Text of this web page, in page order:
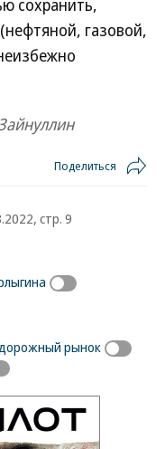
сохранить,
газовой,
Поделиться
стр. 9
рынок